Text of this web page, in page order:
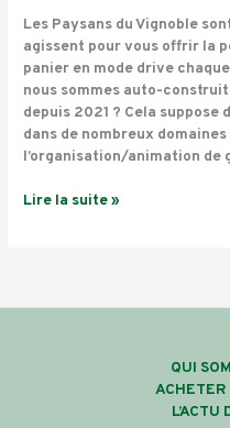
Les Paysans du Vignoble
agissent pour vous offrir la
panier en mode drive
nous sommes auto-
depuis 2021 ? Cela
dans de nombreux
l’organisation/animation de
Lire la suite »
QUI
ACHETER
L’ACTU